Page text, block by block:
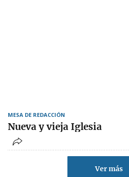
MESA DE REDACCIÓN
Nueva y vieja Iglesia
Ver más